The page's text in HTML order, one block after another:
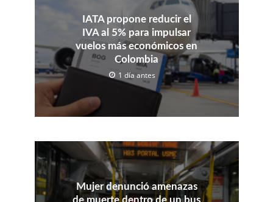
IATA propone reducir el
IVA al 5% para impulsar
vuelos más económicos en
Colombia
1 día antes
Mujer denunció amenazas
de muerte dentro de un bus